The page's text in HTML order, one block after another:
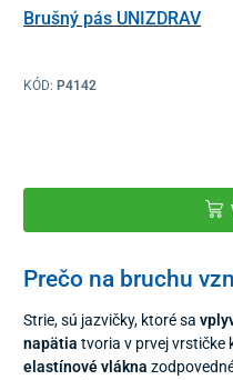
Brušný pás UNIZDRAV
KÓD: P4142
Prečo na bruchu
Strie, sú jazvičky, ktoré sa
napätia tvoria v prvej vrstičke
elastínové vlákna